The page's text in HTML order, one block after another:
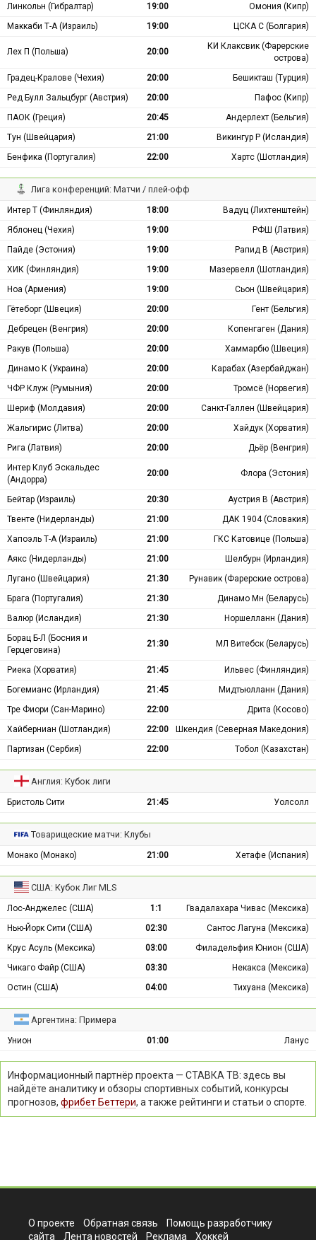
Линкольн (Гибралтар)
19:00
Омония (Кипр)
Маккаби Т-А (Израиль)
19:00 ЦСКА С (Болгария)
Лех П (Польша) 20:00
КИ Клаксвик (Фарерские
острова)
Градец-Кралове (Чехия)
20:00
Бешикташ (Турция)
Ред Булл Зальцбург (Австрия)
20:00
Пафос (Кипр)
ПАОК (Греция)
20:45
Андерлехт (Бельгия)
Тун (Швейцария)
21:00
Викингур Р (Исландия)
Бенфика (Португалия)
22:00 Хартс (Шотландия)
Лига конференций: Матчи / плей-офф
Интер Т (Финляндия) 18:00
Вадуц (Лихтенштейн)
Яблонец (Чехия)
19:00
РФШ (Латвия)
Пайде (Эстония)
19:00
Рапид В (Австрия)
ХИК (Финляндия)
19:00
Мазервелл (Шотландия)
Ноа (Армения)
19:00
Сьон (Швейцария)
Гётеборг (Швеция)
20:00
Гент (Бельгия)
Дебрецен (Венгрия)
20:00
Копенгаген (Дания)
Ракув (Польша)
20:00
Хаммарбю (Швеция)
Динамо К (Украина)
20:00
Карабах (Азербайджан)
ЧФР Клуж (Румыния)
20:00
Тромсё (Норвегия)
Шериф (Молдавия)
20:00
Санкт-Галлен (Швейцария)
Жальгирис (Литва)
20:00
Хайдук (Хорватия)
Рига (Латвия)
20:00
Дьёр (Венгрия)
Интер Клуб Эскальдес
(Андорра)
20:00 Флора (Эстония)
Бейтар (Израиль) 20:30
Аустрия В (Австрия)
Твенте (Нидерланды)
21:00
ДАК 1904 (Словакия)
Хапоэль Т-А (Израиль)
21:00
ГКС Катовице (Польша)
Аякс (Нидерланды)
21:00
Шелбурн (Ирландия)
Лугано (Швейцария)
21:30
Рунавик (Фарерские острова)
Брага (Португалия)
21:30
Динамо Мн (Беларусь)
Валюр (Исландия)
21:30
Норшелланн (Дания)
Борац Б-Л (Босния и
Герцеговина)
21:30 МЛ Витебск (Беларусь)
Риека (Хорватия) 21:45
Ильвес (Финляндия)
Богемианс (Ирландия)
21:45
Мидтьюлланн (Дания)
Тре Фиори (Сан-Марино)
22:00
Дрита (Косово)
Хайберниан (Шотландия)
22:00
Шкендия (Северная Македония)
Партизан (Сербия)
22:00 Тобол (Казахстан)
Англия: Кубок лиги
Бристоль Сити 21:45 Уолсолл
Товарищеские матчи: Клубы
Монако (Монако) 21:00 Хетафе (Испания)
США: Кубок Лиг MLS
Лос-Анджелес (США) 1:1
Гвадалахара Чивас (Мексика)
Нью-Йорк Сити (США)
02:30
Сантос Лагуна (Мексика)
Крус Асуль (Мексика)
03:00
Филадельфия Юнион (США)
Чикаго Файр (США)
03:30
Некакса (Мексика)
Остин (США)
04:00 Тихуана (Мексика)
Аргентина: Примера
Унион 01:00 Ланус
Информационный партнёр проекта — СТАВКА ТВ: здесь вы
найдёте аналитику и обзоры спортивных событий, конкурсы
прогнозов, фрибет Беттери, а также рейтинги и статьи о спорте.
О проекте Обратная связь
Помощь разработчику
сайта
Лента новостей Реклама Хоккей